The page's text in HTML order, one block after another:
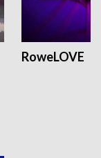
RoweLOVE